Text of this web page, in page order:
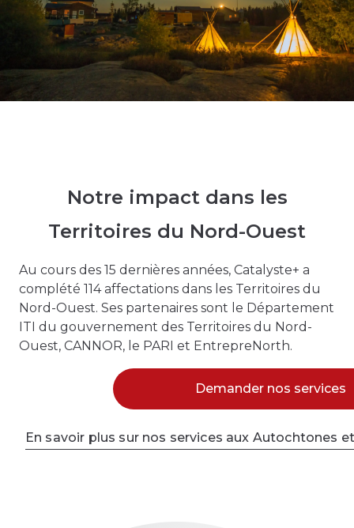
Notre impact dans les
Territoires du Nord-Ouest
Au cours des 15 dernières années, Catalyste+ a
complété 114 affectations dans les Territoires du
Nord-Ouest. Ses partenaires sont le Département
ITI du gouvernement des Territoires du Nord-
Ouest, CANNOR, le PARI et EntrepreNorth.
Demander nos services
En savoir plus sur nos services aux Autochtones